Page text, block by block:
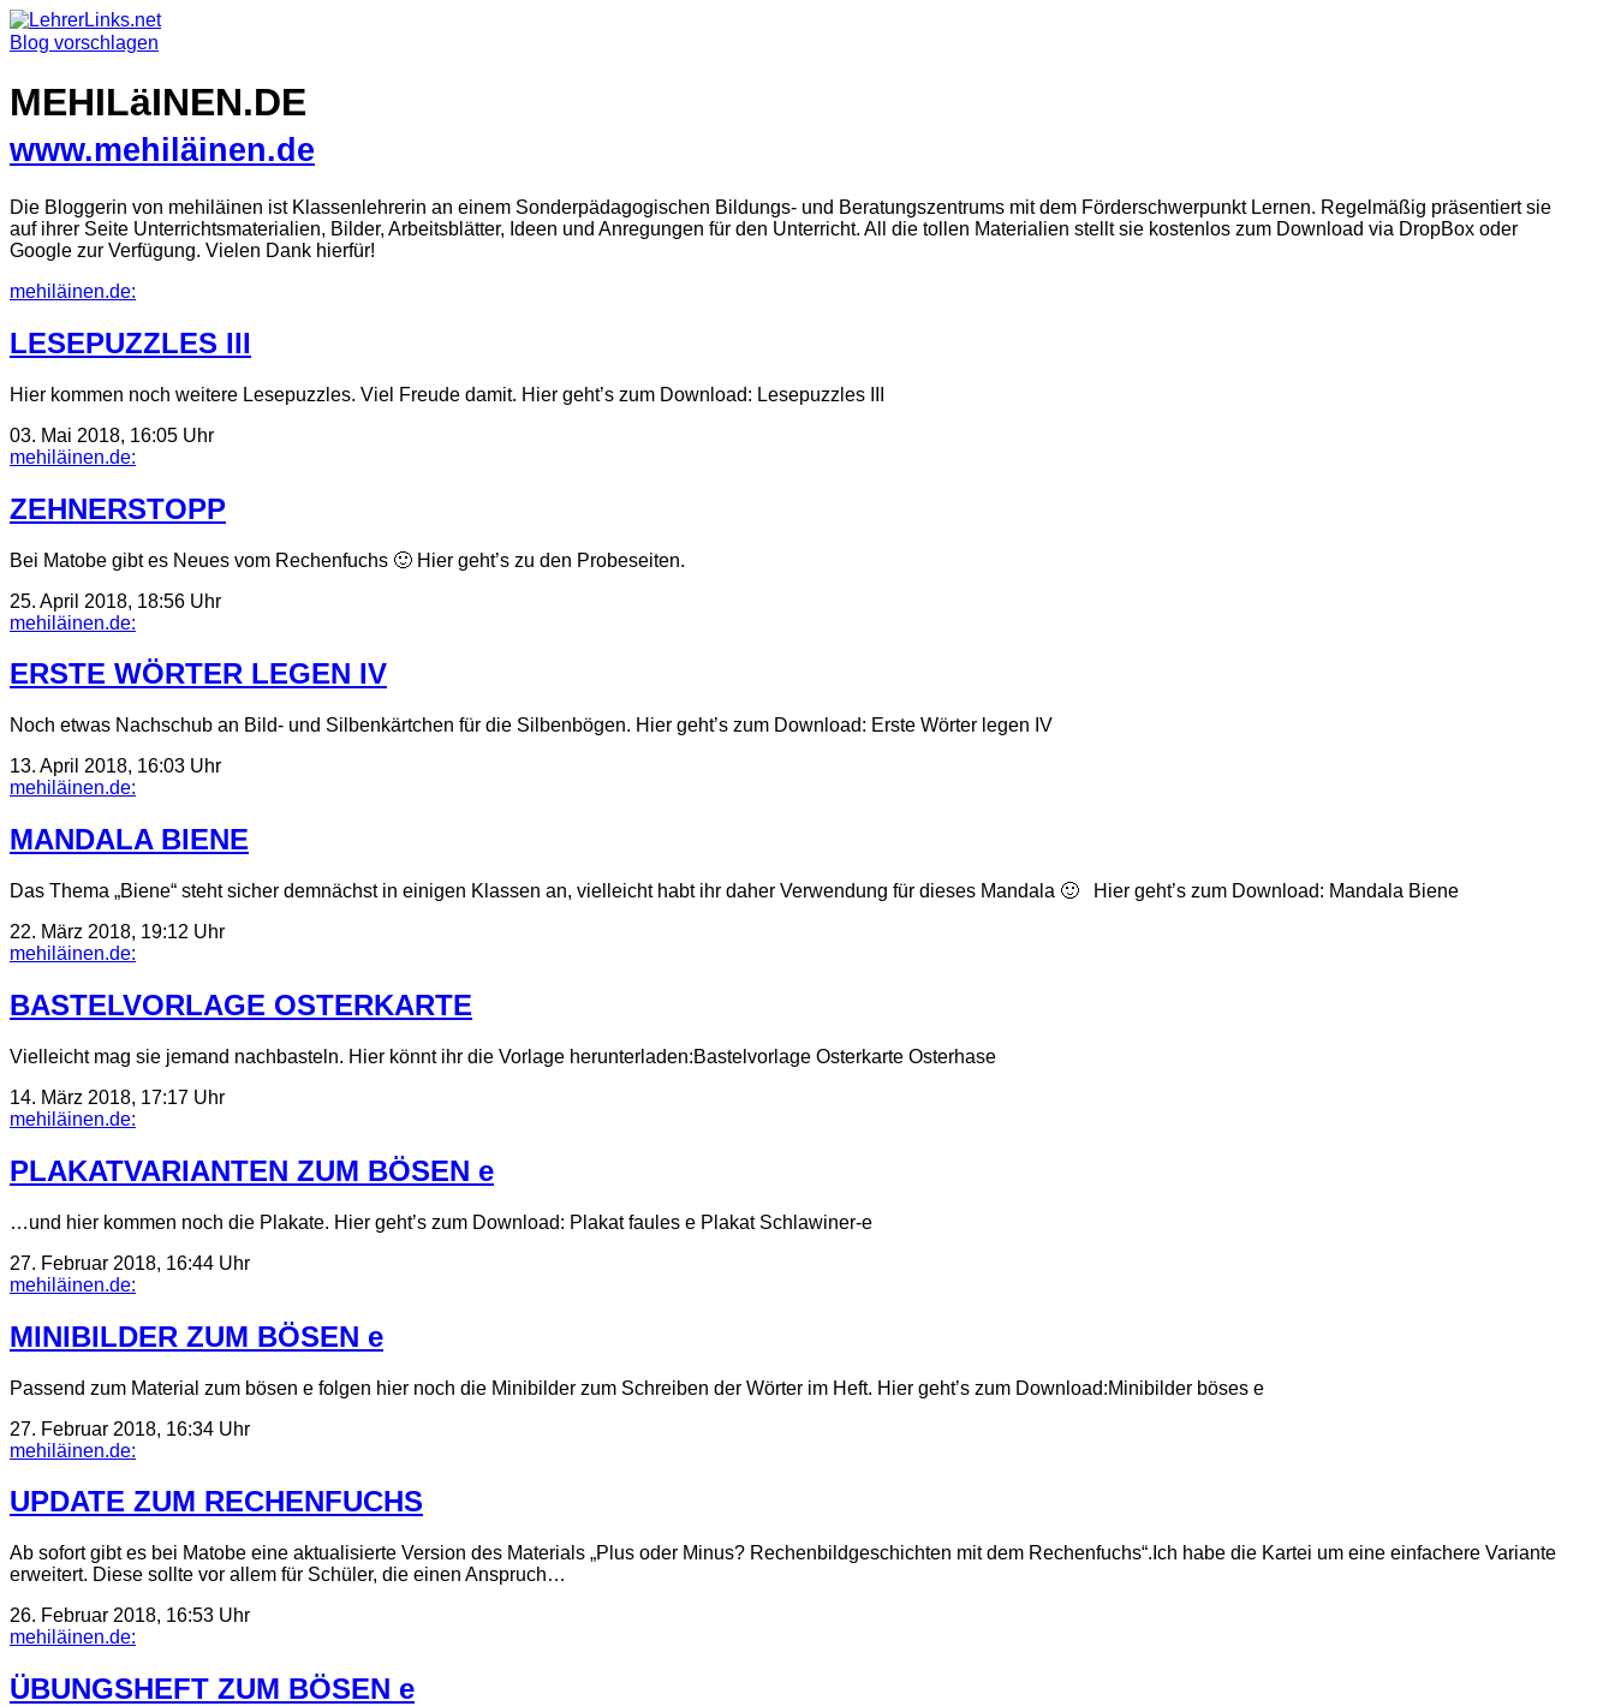
Skip
to
Blog vorschlagen
MEHILäINEN.DE
www.mehiläinen.de
Die Bloggerin von mehiläinen ist Klassenlehrerin an einem Sonderpädagogischen Bildungs- und Beratungszentrums mit dem Förderschwerpunkt Lernen. Regelmäßig präsentiert sie
auf ihrer Seite Unterrichtsmaterialien, Bilder, Arbeitsblätter, Ideen und Anregungen für den Unterricht. All die tollen Materialien stellt sie kostenlos zum Download via DropBox oder
Google zur Verfügung. Vielen Dank hierfür!
mehiläinen.de:
LESEPUZZLES III
Hier kommen noch weitere Lesepuzzles. Viel Freude damit. Hier geht’s zum Download: Lesepuzzles III
03. Mai 2018, 16:05 Uhr
mehiläinen.de:
ZEHNERSTOPP
Bei Matobe gibt es Neues vom Rechenfuchs 🙂 Hier geht’s zu den Probeseiten.
25. April 2018, 18:56 Uhr
mehiläinen.de:
ERSTE WÖRTER LEGEN IV
Noch etwas Nachschub an Bild- und Silbenkärtchen für die Silbenbögen. Hier geht’s zum Download: Erste Wörter legen IV
13. April 2018, 16:03 Uhr
mehiläinen.de:
MANDALA BIENE
Das Thema „Biene“ steht sicher demnächst in einigen Klassen an, vielleicht habt ihr daher Verwendung für dieses Mandala 🙂 Hier geht’s zum Download: Mandala Biene
22. März 2018, 19:12 Uhr
mehiläinen.de:
BASTELVORLAGE OSTERKARTE
Vielleicht mag sie jemand nachbasteln. Hier könnt ihr die Vorlage herunterladen:Bastelvorlage Osterkarte Osterhase
14. März 2018, 17:17 Uhr
mehiläinen.de:
PLAKATVARIANTEN ZUM BÖSEN e
…und hier kommen noch die Plakate. Hier geht’s zum Download: Plakat faules e Plakat Schlawiner-e
27. Februar 2018, 16:44 Uhr
mehiläinen.de:
MINIBILDER ZUM BÖSEN e
Passend zum Material zum bösen e folgen hier noch die Minibilder zum Schreiben der Wörter im Heft. Hier geht’s zum Download:Minibilder böses e
27. Februar 2018, 16:34 Uhr
mehiläinen.de:
UPDATE ZUM RECHENFUCHS
Ab sofort gibt es bei Matobe eine aktualisierte Version des Materials „Plus oder Minus? Rechenbildgeschichten mit dem Rechenfuchs“.Ich habe die Kartei um eine einfachere Variante
erweitert. Diese sollte vor allem für Schüler, die einen Anspruch…
26. Februar 2018, 16:53 Uhr
mehiläinen.de:
ÜBUNGSHEFT ZUM BÖSEN e